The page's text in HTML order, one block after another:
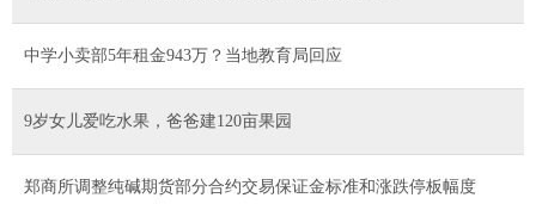
中学小卖部5年租金943万？当地教育局回应
9岁女儿爱吃水果，爸爸建120亩果园
郑商所调整纯碱期货部分合约交易保证金标准和涨跌停板幅度